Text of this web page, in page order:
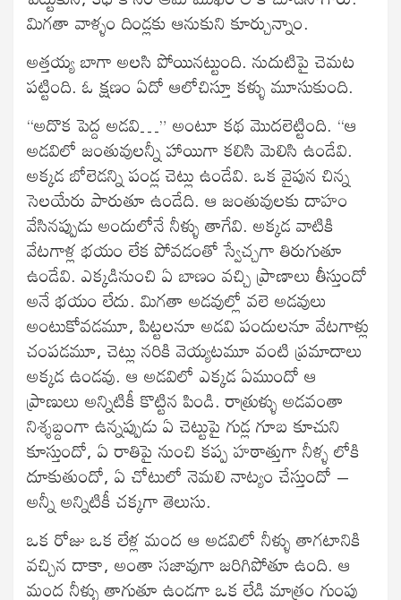
మిగతా వాళ్ళం దిండ్లకు ఆనుకుని కూర్చున్నాం.
అత్తయ్య బాగా అలసి పోయినట్టుంది. నుదుటిపై చెమట
పట్టింది. ఓ క్షణం ఏదో ఆలోచిస్తూ కళ్ళు మూసుకుంది.
“అదొక పెద్ద అడవి…” అంటూ కథ మొదలెట్టింది. “ఆ
అడవిలో జంతువులన్నీ హాయిగా కలిసి మెలిసి ఉండేవి.
అక్కడ బోలెడన్ని పండ్ల చెట్లు ఉండేవి. ఒక వైపున చిన్న
సెలయేరు పారుతూ ఉండేది. ఆ జంతువులకు దాహం
వేసినప్పుడు అందులోనే నీళ్ళు తాగేవి. అక్కడ వాటికి
వేటగాళ్ల భయం లేక పోవడంతో స్వేచ్చగా తిరుగుతూ
ఉండేవి. ఎక్కడినుంచి ఏ బాణం వచ్చి ప్రాణాలు తీస్తుందో
అనే భయం లేదు. మిగతా అడవుల్లో వలె అడవులు
అంటుకోవడమూ, పిట్టలనూ అడవి పందులనూ వేటగాళ్లు
చంపడమూ, చెట్లు నరికి వెయ్యటమూ వంటి ప్రమాదాలు
అక్కడ ఉండవు. ఆ అడవిలో ఎక్కడ ఏముందో ఆ
ప్రాణులు అన్నిటికీ కొట్టిన పిండి. రాత్రుళ్ళు అడవంతా
నిశ్శబ్దంగా ఉన్నప్పుడు ఏ చెట్టుపై గుడ్ల గూబ కూచుని
కూస్తుందో, ఏ రాతిపై నుంచి కప్ప హఠాత్తుగా నీళ్ళ లోకి
దూకుతుందో, ఏ చోటులో నెమలి నాట్యం చేస్తుందో –
అన్నీ అన్నిటికీ చక్కగా తెలుసు.
ఒక రోజు ఒక లేళ్ల మంద ఆ అడవిలో నీళ్ళు తాగటానికి
వచ్చిన దాకా, అంతా సజావుగా జరిగిపోతూ ఉంది. ఆ
మంద నీళ్ళు తాగుతూ ఉండగా ఒక లేడి మాత్రం గుంపు